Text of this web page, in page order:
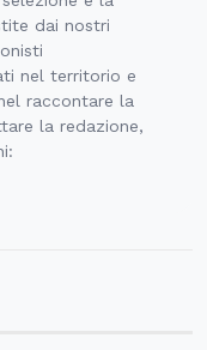
dai nostri
nel territorio e
raccontare la
la redazione,